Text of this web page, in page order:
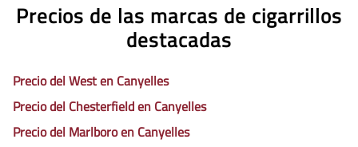
Precios de las marcas de cigarrillos
destacadas
Precio del West en Canyelles
Precio del Chesterfield en Canyelles
Precio del Marlboro en Canyelles